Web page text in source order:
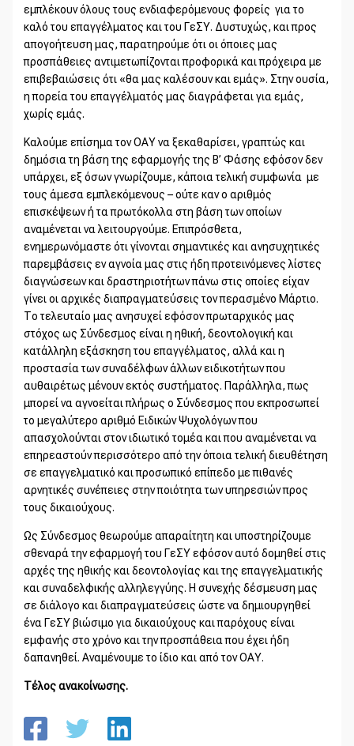
εμπλέκουν όλους τους ενδιαφερόμενους φορείς για το
καλό του επαγγέλματος και του ΓεΣΥ. Δυστυχώς, και προς
απογοήτευση μας, παρατηρούμε ότι οι όποιες μας
προσπάθειες αντιμετωπίζονται προφορικά και πρόχειρα με
επιβεβαιώσεις ότι «θα μας καλέσουν και εμάς». Στην ουσία,
η πορεία του επαγγέλματός μας διαγράφεται για εμάς,
χωρίς εμάς.
Καλούμε επίσημα τον ΟΑΥ να ξεκαθαρίσει, γραπτώς και
δημόσια τη βάση της εφαρμογής της Β’ Φάσης εφόσον δεν
υπάρχει, εξ όσων γνωρίζουμε, κάποια τελική συμφωνία με
τους άμεσα εμπλεκόμενους – ούτε καν ο αριθμός
επισκέψεων ή τα πρωτόκολλα στη βάση των οποίων
αναμένεται να λειτουργούμε. Επιπρόσθετα,
ενημερωνόμαστε ότι γίνονται σημαντικές και ανησυχητικές
παρεμβάσεις εν αγνοία μας στις ήδη προτεινόμενες λίστες
διαγνώσεων και δραστηριοτήτων πάνω στις οποίες είχαν
γίνει οι αρχικές διαπραγματεύσεις τον περασμένο Μάρτιο.
Το τελευταίο μας ανησυχεί εφόσον πρωταρχικός μας
στόχος ως Σύνδεσμος είναι η ηθική, δεοντολογική και
κατάλληλη εξάσκηση του επαγγέλματος, αλλά και η
προστασία των συναδέλφων άλλων ειδικοτήτων που
αυθαιρέτως μένουν εκτός συστήματος. Παράλληλα, πως
μπορεί να αγνοείται πλήρως ο Σύνδεσμος που εκπροσωπεί
το μεγαλύτερο αριθμό Ειδικών Ψυχολόγων που
απασχολούνται στον ιδιωτικό τομέα και που αναμένεται να
επηρεαστούν περισσότερο από την όποια τελική διευθέτηση
σε επαγγελματικό και προσωπικό επίπεδο με πιθανές
αρνητικές συνέπειες στην ποιότητα των υπηρεσιών προς
τους δικαιούχους.
Ως Σύνδεσμος θεωρούμε απαραίτητη και υποστηρίζουμε
σθεναρά την εφαρμογή του ΓεΣΥ εφόσον αυτό δομηθεί στις
αρχές της ηθικής και δεοντολογίας και της επαγγελματικής
και συναδελφικής αλληλεγγύης. Η συνεχής δέσμευση μας
σε διάλογο και διαπραγματεύσεις ώστε να δημιουργηθεί
ένα ΓεΣΥ βιώσιμο για δικαιούχους και παρόχους είναι
εμφανής στο χρόνο και την προσπάθεια που έχει ήδη
δαπανηθεί. Αναμένουμε το ίδιο και από τον ΟΑΥ.
Τέλος ανακοίνωσης.